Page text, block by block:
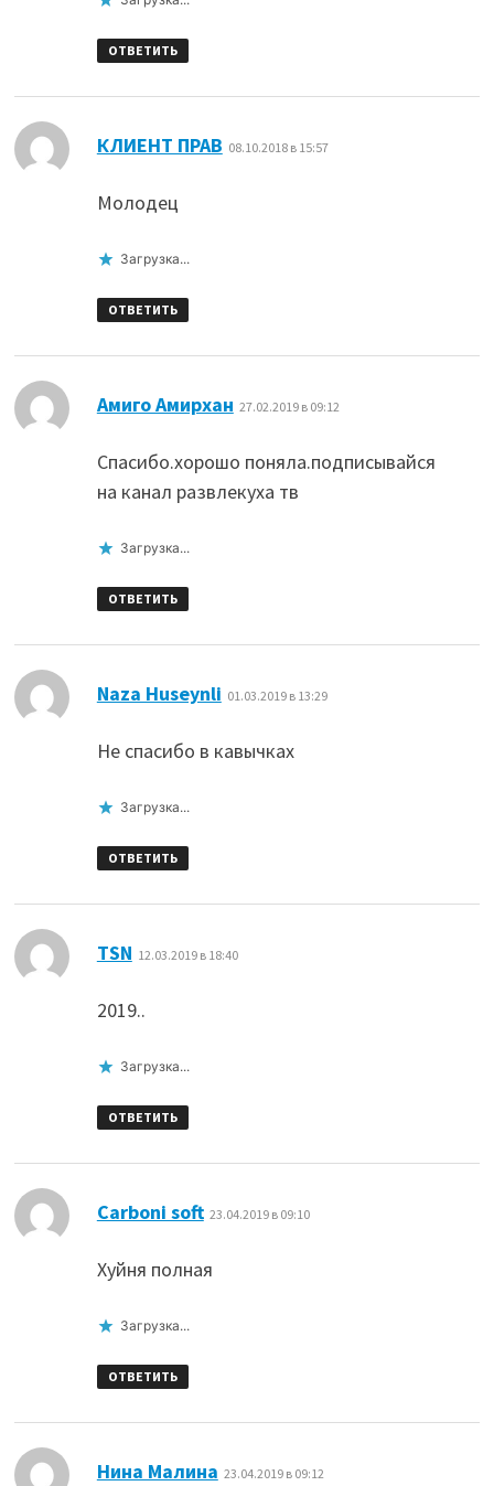
ОТВЕТИТЬ
КЛИЕНТ ПРАВ 08.10.2018 в 15:57
Молодец
Загрузка...
ОТВЕТИТЬ
Амиго Амирхан 27.02.2019 в 09:12
Спасибо.хорошо поняла.подписывайся
на канал развлекуха тв
Загрузка...
ОТВЕТИТЬ
Naza Huseynli 01.03.2019 в 13:29
Не спасибо в кавычках
Загрузка...
ОТВЕТИТЬ
TSN 12.03.2019 в 18:40
2019..
Загрузка...
ОТВЕТИТЬ
Carboni soft: 23.04.2019 в 09:10
Хуйня полная
Загрузка...
ОТВЕТИТЬ
Нина Малина 23.04.2019 в 09:12